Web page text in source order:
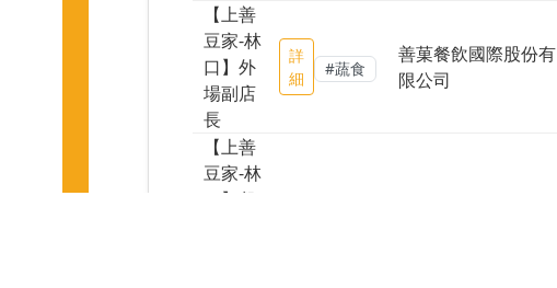
【上善
豆家-林
口】外
場副店
長
詳
細
#蔬食
善菓餐飲國際股份有
限公司
【上善
豆家-林
口】餐